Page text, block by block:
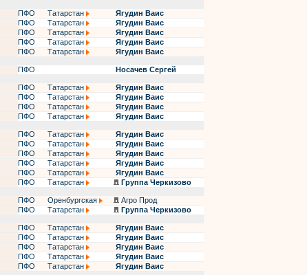
ПФО Татарстан
Ягудин Ваис
ПФО Татарстан
Ягудин Ваис
ПФО Татарстан
Ягудин Ваис
ПФО Татарстан
Ягудин Ваис
ПФО Татарстан
Ягудин Ваис
ПФО
Носачев Сергей
ПФО Татарстан
Ягудин Ваис
ПФО Татарстан
Ягудин Ваис
ПФО Татарстан
Ягудин Ваис
ПФО Татарстан
Ягудин Ваис
ПФО Татарстан
Ягудин Ваис
ПФО Татарстан
Ягудин Ваис
ПФО Татарстан
Ягудин Ваис
ПФО Татарстан
Ягудин Ваис
ПФО Татарстан
Ягудин Ваис
ПФО Татарстан
Группа Черкизово
ПФО Оренбургская
Агро Прод
ПФО Татарстан
Группа Черкизово
ПФО Татарстан
Ягудин Ваис
ПФО Татарстан
Ягудин Ваис
ПФО Татарстан
Ягудин Ваис
ПФО Татарстан
Ягудин Ваис
ПФО Татарстан
Ягудин Ваис